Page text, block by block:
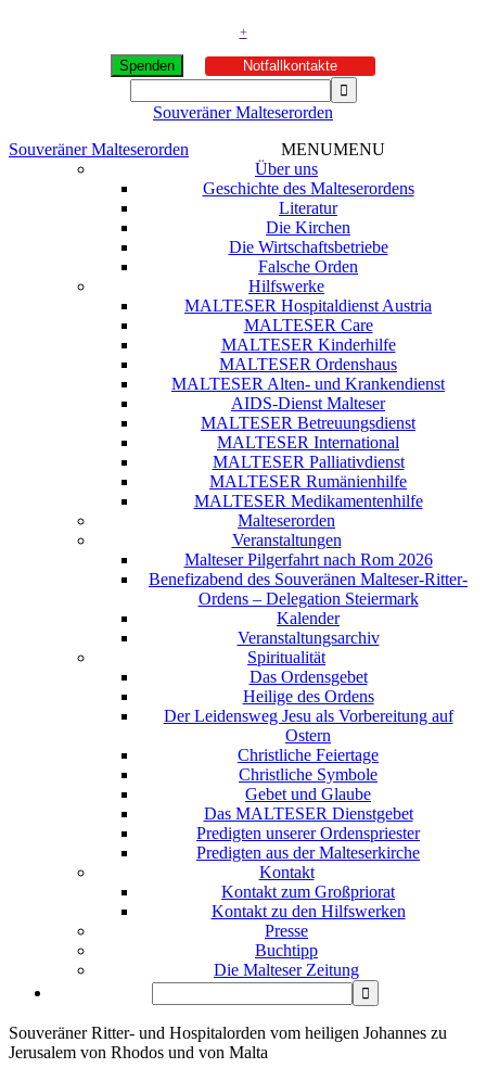
+
Spenden Notfallkontakte
Souveräner Malteserorden
Souveräner Malteserorden
MENUMENU
Über uns
Geschichte des Malteserordens
Literatur
Die Kirchen
Die Wirtschaftsbetriebe
Falsche Orden
Hilfswerke
MALTESER Hospitaldienst Austria
MALTESER Care
MALTESER Kinderhilfe
MALTESER Ordenshaus
MALTESER Alten- und Krankendienst
AIDS-Dienst Malteser
MALTESER Betreuungsdienst
MALTESER International
MALTESER Palliativdienst
MALTESER Rumänienhilfe
MALTESER Medikamentenhilfe
Malteserorden
Veranstaltungen
Malteser Pilgerfahrt nach Rom 2026
Benefizabend des Souveränen Malteser-Ritter-
Ordens – Delegation Steiermark
Kalender
Veranstaltungsarchiv
Spiritualität
Das Ordensgebet
Heilige des Ordens
Der Leidensweg Jesu als Vorbereitung auf
Ostern
Christliche Feiertage
Christliche Symbole
Gebet und Glaube
Das MALTESER Dienstgebet
Predigten unserer Ordenspriester
Predigten aus der Malteserkirche
Kontakt
Kontakt zum Großpriorat
Kontakt zu den Hilfswerken
Presse
Buchtipp
Die Malteser Zeitung
Souveräner Ritter- und Hospitalorden vom heiligen Johannes zu
Jerusalem von Rhodos und von Malta